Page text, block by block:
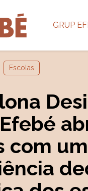
GRUP
Escolas
com